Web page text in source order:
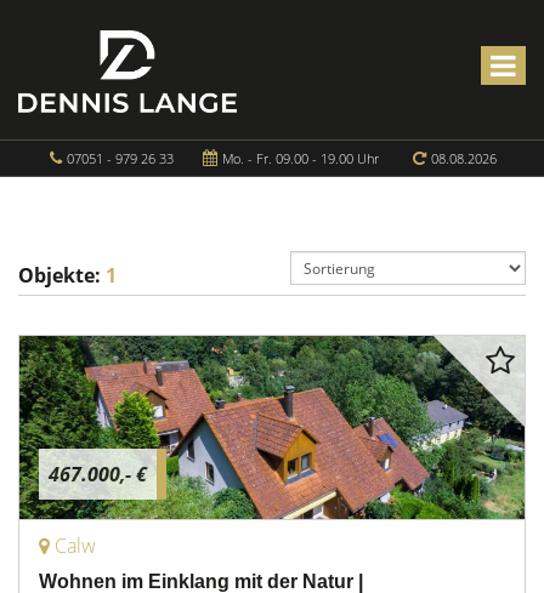
07051 - 979 26 33 Mo. - Fr. 09.00 - 19.00 Uhr 08.08.2026
Objekte: 1
467.000,- €
Calw
Wohnen im Einklang mit der Natur |